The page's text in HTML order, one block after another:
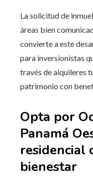
La solicitud de
áreas bien
convierte a este
para inversionistas
través de alquileres
patrimonio con
Opta por
Panamá
residencial
bienestar